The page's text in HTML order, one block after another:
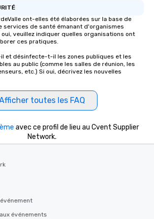
tidbits and
are included
to our tours,
a dull moment.
Cuisine Our
the ability to enjoy
restaurants in one
including ones you
might not have
on your own or
of the finest spots
into various
curated to our
booking flexibility is
desire a tour during
ont-elles été élaborées sur la base de
services de santé émanant d'organismes
oui, veuillez indiquer quelles organisations ont
ces pratiques.
et désinfecte-t-il les zones publiques et les
au public (comme les salles de réunion, les
etc.) Si oui, décrivez les nouvelles
toutes les FAQ
avec ce profil de lieu au Cvent Supplier
Network.
événements